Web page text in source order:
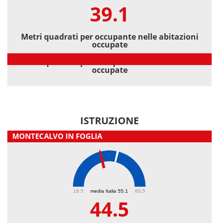
39.1
Metri quadrati per occupante nelle abitazioni
occupate
occupate
ISTRUZIONE
MONTECALVO IN FOGLIA
media Italia 55.1
16.5 83.5
44.5